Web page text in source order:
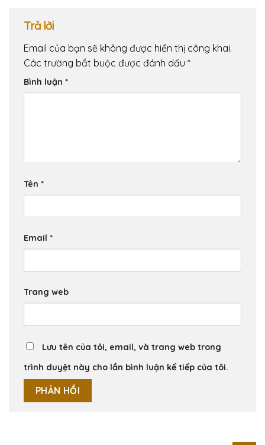
Trả lời
Email của bạn sẽ không được hiển thị công khai.
Các trường bắt buộc được đánh dấu *
Bình luận *
Tên *
Email *
Trang web
Lưu tên của tôi, email, và trang web trong
trình duyệt này cho lần bình luận kế tiếp của tôi.